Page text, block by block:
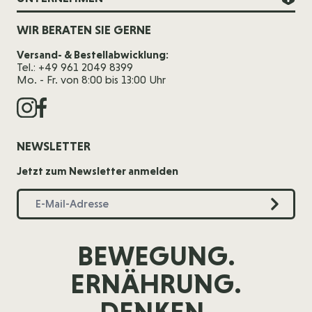
BEWEGUNG.
ERNÄHRUNG.
WIR BERATEN SIE GERNE
Versand- & Bestellabwicklung:
Tel.: +49 961 2049 8399
Mo. - Fr. von 8:00 bis 13:00 Uhr
NEWSLETTER
Jetzt zum Newsletter anmelden